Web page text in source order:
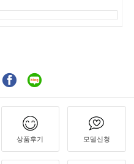
상품후기 모델신청